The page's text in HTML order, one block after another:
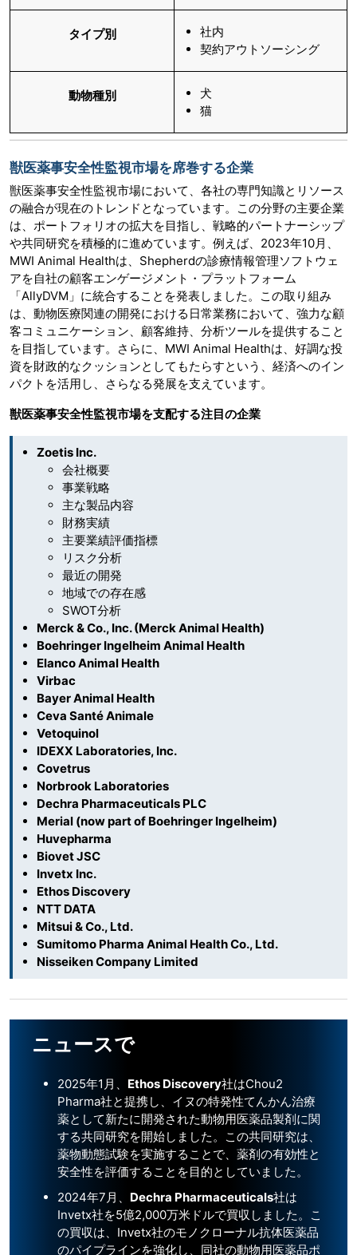
タイプ別
社内
契約アウトソーシング
動物種別
犬
猫
獣医薬事安全性監視市場を席巻する企業
獣医薬事安全性監視市場において、各社の専門知識とリソース
の融合が現在のトレンドとなっています。この分野の主要企業
は、ポートフォリオの拡大を目指し、戦略的パートナーシップ
や共同研究を積極的に進めています。例えば、2023年10月、
MWI Animal Healthは、Shepherdの診療情報管理ソフトウェ
アを自社の顧客エンゲージメント・プラットフォーム
「AllyDVM」に統合することを発表しました。この取り組み
は、動物医療関連の開発における日常業務において、強力な顧
客コミュニケーション、顧客維持、分析ツールを提供すること
を目指しています。さらに、MWI Animal Healthは、好調な投
資を財政的なクッションとしてもたらすという、経済へのイン
パクトを活用し、さらなる発展を支えています。
獣医薬事安全性監視市場を支配する注目の企業
Zoetis Inc.
会社概要
事業戦略
主な製品内容
財務実績
主要業績評価指標
リスク分析
最近の開発
地域での存在感
SWOT分析
Merck & Co., Inc. (Merck Animal Health)
Boehringer Ingelheim Animal Health
Elanco Animal Health
Virbac
Bayer Animal Health
Ceva Santé Animale
Vetoquinol
IDEXX Laboratories, Inc.
Covetrus
Norbrook Laboratories
Dechra Pharmaceuticals PLC
Merial (now part of Boehringer Ingelheim)
Huvepharma
Biovet JSC
Invetx Inc.
Ethos Discovery
NTT DATA
Mitsui & Co., Ltd.
Sumitomo Pharma Animal Health Co., Ltd.
Nisseiken Company Limited
ニュースで
2025年1月、 Ethos Discovery社はChou2
Pharma社と提携し、イヌの特発性てんかん治療
薬として新たに開発された動物用医薬品製剤に関
する共同研究を開始しました。この共同研究は、
薬物動態試験を実施することで、薬剤の有効性と
安全性を評価することを目的としていました。
2024年7月、 Dechra Pharmaceuticals社は
Invetx社を5億2,000万米ドルで買収しました。こ
の買収は、Invetx社のモノクローナル抗体医薬品
のパイプラインを強化し、同社の動物用医薬品ポ